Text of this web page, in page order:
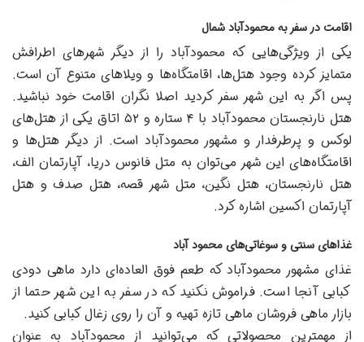
اقامت در سفر به محمودآباد شمال
یکی از ویژگی‌هایی که محمودآباد را از دیگر شهر‌های اطرافش
متمایز کرده وجود هتل‌ها، اقامتگاه‌ها و ویلا‌های متنوع آن است.
پس اگر به این شهر سفر کردید اصلا نگران اقامت خود نباشید.
هتل نارنجستان محمودآباد با ۴ ستاره و ۵۲ اتاق یکی از هتل‌های
لوکس و پرطرفدار و مشهور محمودآباد است. از دیگر هتل‌ها و
اقامتگاه‌های این شهر می‌توان به متل فانوس دریا، آپارتمان الف،
هتل نارنجستان، هتل نگین، متل شهر قصه، هتل صدف و هتل
آپارتمان اکسین اشاره کرد.
غذا‌های سنتی و سوغاتی‌های محمود آباد
غذای مشهور محمودآباد که طعم فوق العاده‌ای دارد ماهی دودی
کبابی آنجا است. فراموش نکنید که در سفر به این شهر حتما از
بازار ماهی فروشان ماهی تازه تهیه و آن را روی زغال کبابی کنید.
از مهمترین محصولاتی که می‌توانید از محمودآباد به عنوان